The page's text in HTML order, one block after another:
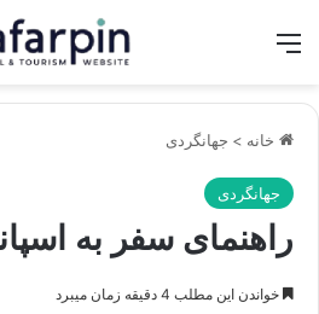
منو
خانه > جهانگردی
جهانگردی
راهنمای سفر به
خواندن این مطلب 4 دقیقه زمان میبرد